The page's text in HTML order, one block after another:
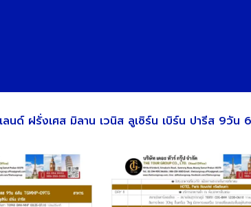
นด์ ฝรั่งเศส มิลาน เวนิส ลูเซิร์น เบิร์น ปารีส 9วัน